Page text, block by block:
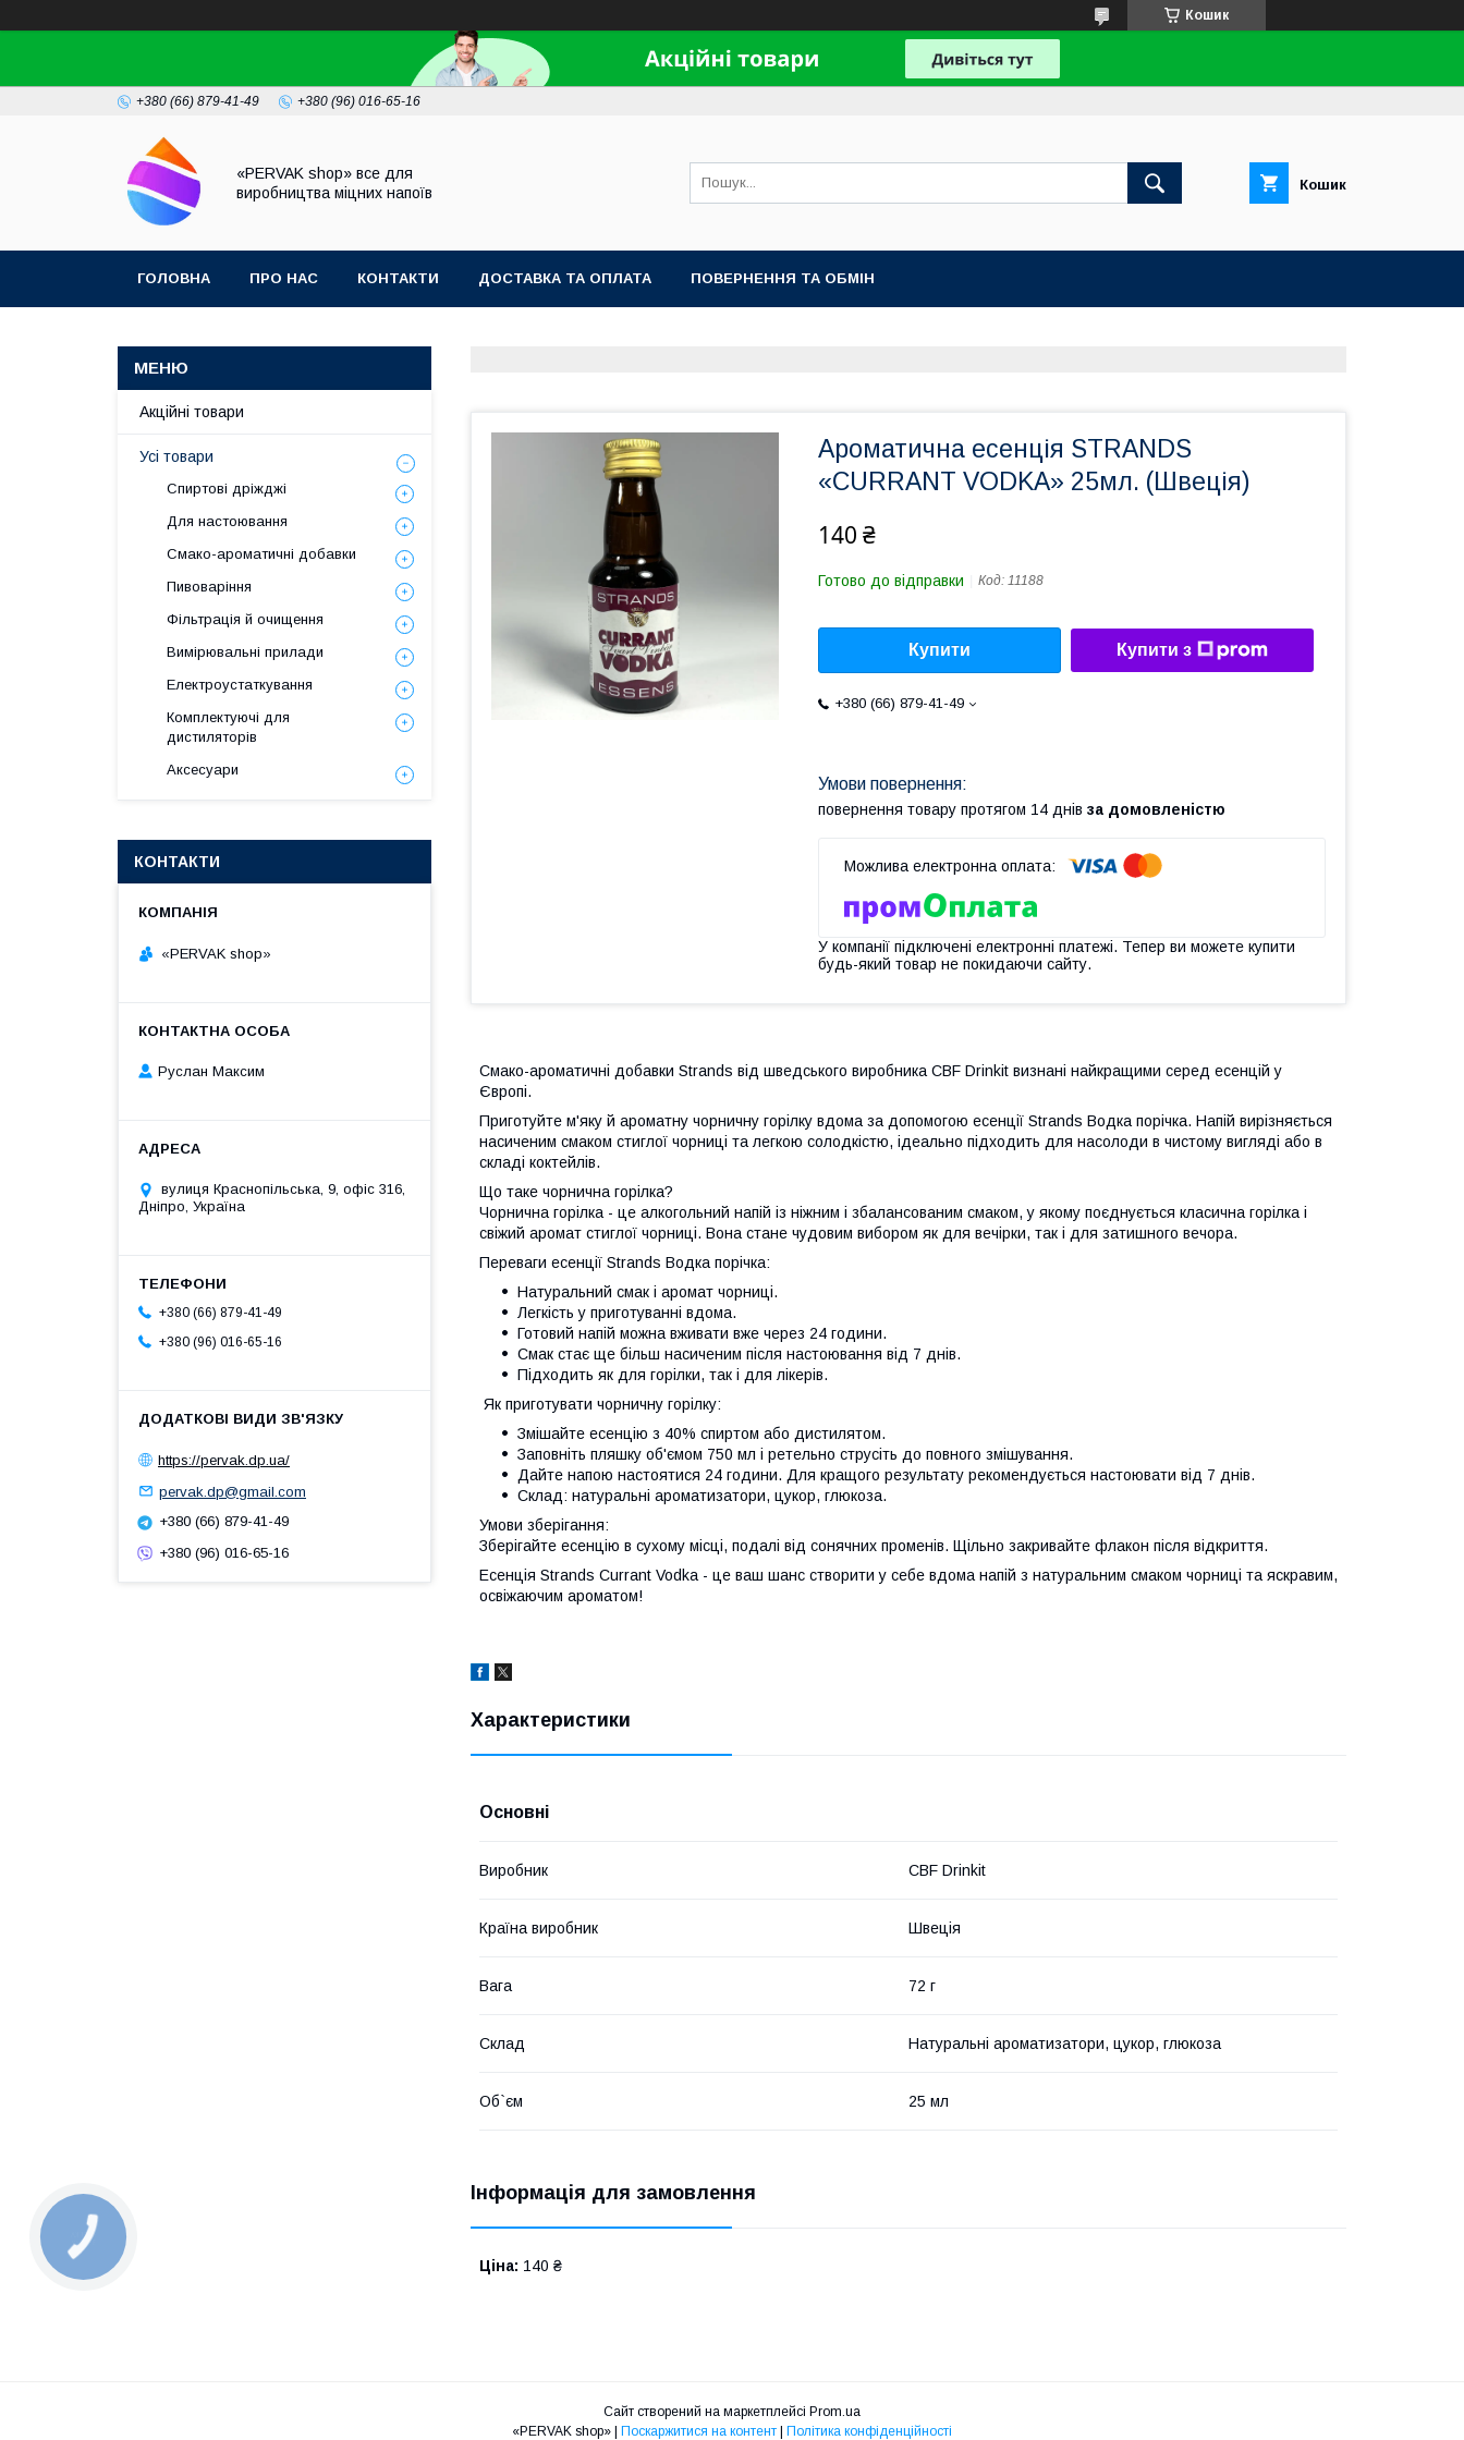
Кошик
+380 (66) 879-41-49 +380 (96) 016-65-16
«PERVAK shop» все для
виробництва міцних напоїв
Кошик
ГОЛОВНА ПРО НАС КОНТАКТИ ДОСТАВКА ТА ОПЛАТА ПОВЕРНЕННЯ ТА ОБМІН
Ароматична есенція STRANDS
«CURRANT VODKA» 25мл. (Швеція)
140 ₴
Готово до відправки Код: 11188
Купити Купити з
+380 (66) 879-41-49
повернення товару протягом 14 днів за домовленістю
У компанії підключені електронні платежі. Тепер ви можете купити
будь-який товар не покидаючи сайту.
Смако-ароматичні добавки Strands від шведського виробника CBF Drinkit визнані найкращими серед есенцій у
Європі.
Приготуйте м'яку й ароматну чорничну горілку вдома за допомогою есенції Strands Водка порічка. Напій вирізняється
насиченим смаком стиглої чорниці та легкою солодкістю, ідеально підходить для насолоди в чистому вигляді або в
складі коктейлів.
Що таке чорнична горілка?
Чорнична горілка - це алкогольний напій із ніжним і збалансованим смаком, у якому поєднується класична горілка і
свіжий аромат стиглої чорниці. Вона стане чудовим вибором як для вечірки, так і для затишного вечора.
Переваги есенції Strands Водка порічка:
Натуральний смак і аромат чорниці.
Легкість у приготуванні вдома.
Готовий напій можна вживати вже через 24 години.
Смак стає ще більш насиченим після настоювання від 7 днів.
Підходить як для горілки, так і для лікерів.
Як приготувати чорничну горілку:
Змішайте есенцію з 40% спиртом або дистилятом.
Заповніть пляшку об'ємом 750 мл і ретельно струсіть до повного змішування.
Дайте напою настоятися 24 години. Для кращого результату рекомендується настоювати від 7 днів.
Склад: натуральні ароматизатори, цукор, глюкоза.
Умови зберігання:
Зберігайте есенцію в сухому місці, подалі від сонячних променів. Щільно закривайте флакон після відкриття.
Есенція Strands Currant Vodka - це ваш шанс створити у себе вдома напій з натуральним смаком чорниці та яскравим,
освіжаючим ароматом!
Характеристики
Основні
Виробник CBF Drinkit
Країна виробник Швеція
Вага 72 г
Склад Натуральні ароматизатори, цукор, глюкоза
Об`єм 25 мл
Інформація для замовлення
Ціна: 140 ₴
Акційні товари
Усі товари
Спиртові дріжджі
Для настоювання
Смако-ароматичні добавки
Пивоваріння
Фільтрація й очищення
Вимірювальні прилади
Електроустаткування
Комплектуючі для
дистиляторів
Аксесуари
КОНТАКТИ
«PERVAK shop»
Руслан Максим
вулиця Краснопільська, 9, офіс 316,
Дніпро, Україна
+380 (66) 879-41-49
+380 (96) 016-65-16
https://pervak.dp.ua/
pervak.dp@gmail.com
+380 (66) 879-41-49
+380 (96) 016-65-16
Сайт створений на маркетплейсі Prom.ua
«PERVAK shop» | Поскаржитися на контент | Політика конфіденційності
КНОПКА
ЗВ'ЯЗКУ